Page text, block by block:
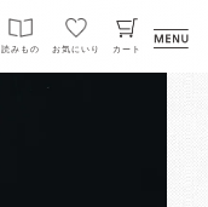
読みもの お気にいり カート